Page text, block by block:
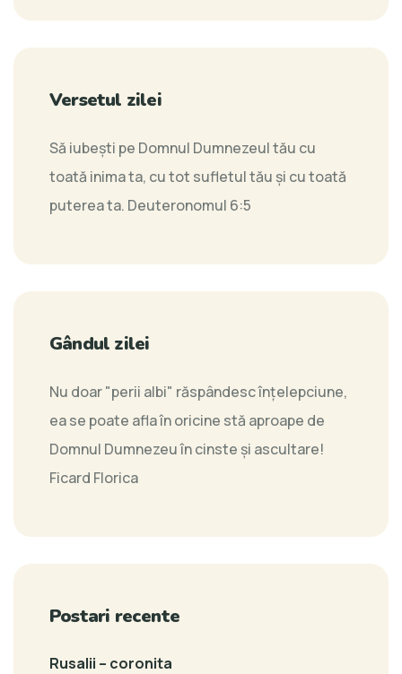
Versetul zilei
Să iubeşti pe Domnul Dumnezeul tău cu
toată inima ta, cu tot sufletul tău şi cu toată
puterea ta. Deuteronomul 6:5
Gândul zilei
Nu doar "perii albi" răspândesc înţelepciune,
ea se poate afla în oricine stă aproape de
Domnul Dumnezeu în cinste şi ascultare!
Ficard Florica
Postari recente
Rusalii – coronita